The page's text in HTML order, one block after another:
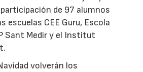
de 97 alumnos
escuelas CEE Guru, Escola
Sant Medir y el Institut
volverán los